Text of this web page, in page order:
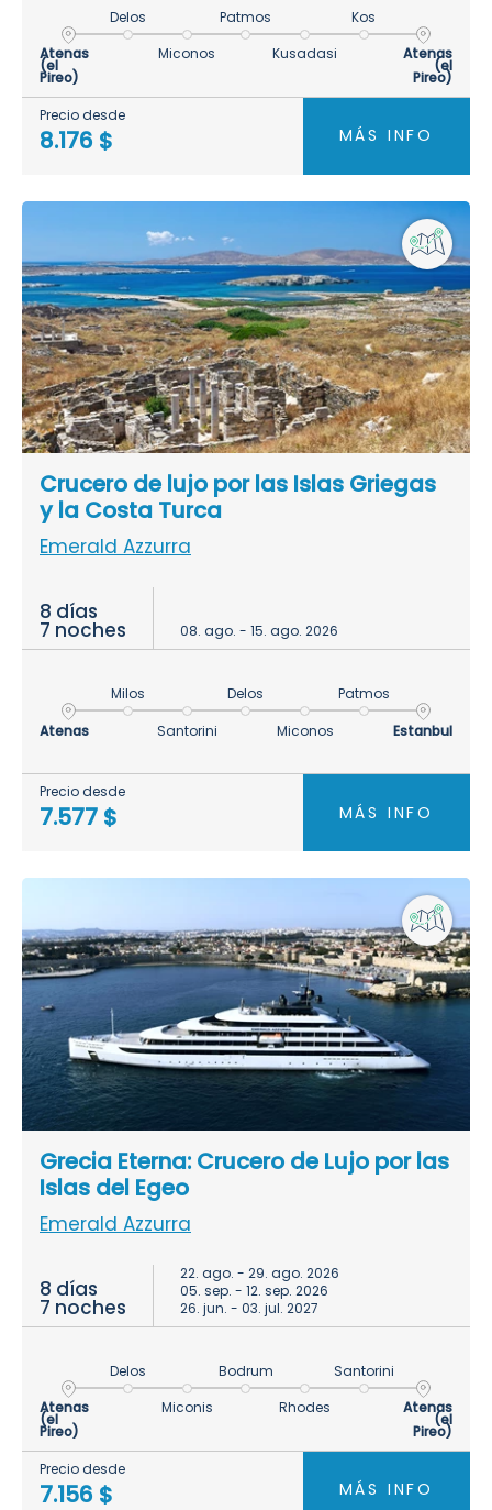
Atenas
(el
Pireo)
Delos
Miconos
Patmos
Kusadasi
Kos
Atenas
(el
Pireo)
Precio desde
8.176 $ MÁS INFO
Crucero de lujo por las Islas Griegas
y la Costa Turca
Emerald Azzurra
8 días
7 noches 08. ago. - 15. ago. 2026
Atenas
Milos
Santorini
Delos
Miconos
Patmos
Estanbul
Precio desde
7.577 $ MÁS INFO
Grecia Eterna: Crucero de Lujo por las
Islas del Egeo
Emerald Azzurra
8 días
7 noches
22. ago. - 29. ago. 2026
05. sep. - 12. sep. 2026
26. jun. - 03. jul. 2027
Atenas
(el
Pireo)
Delos
Miconis
Bodrum
Rhodes
Santorini
Atenas
(el
Pireo)
Precio desde
7.156 $ MÁS INFO